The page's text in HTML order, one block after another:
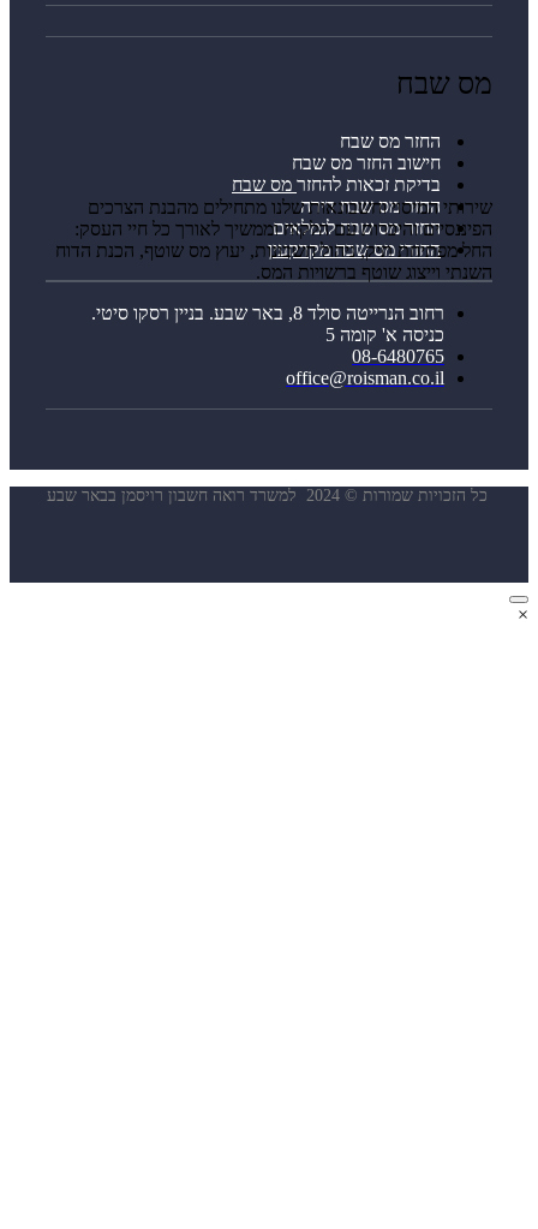
שבח
החזר מס שבח
חישוב החזר מס שבח
בדיקת זכאות להחזר מס שבח
החזר מס שבח דירה
החזר מס שבח לגמלאים
החזרי מס שבח מקרקעין
המיסוי וחשבונאות שלנו מתחילים מהבנת הצרכים
והיכרות עם הלקוח וממשיך לאורך כל חיי העסק:
מפתיחת תיק, ניהול חשבונות, יעוץ מס שוטף, הכנת הדוח
וייצוג שוטף ברשויות המס.
רחוב הנרייטה סולד 8, באר שבע. בניין רסקו סיטי.
כניסה א' קומה 5
08-6480765
office@roisman.co.il
שמורות © 2024 למשרד רואה חשבון רויסמן בבאר שבע